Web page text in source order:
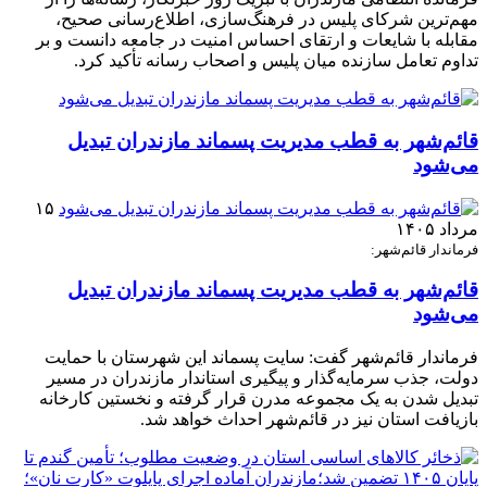
مهم‌ترین شرکای پلیس در فرهنگ‌سازی، اطلاع‌رسانی صحیح،
مقابله با شایعات و ارتقای احساس امنیت در جامعه دانست و بر
تداوم تعامل سازنده میان پلیس و اصحاب رسانه تأکید کرد.
قائم‌شهر به قطب مدیریت پسماند مازندران تبدیل
می‌شود
۱۵
مرداد ۱۴۰۵
فرماندار قائم‌شهر:
قائم‌شهر به قطب مدیریت پسماند مازندران تبدیل
می‌شود
فرماندار قائم‌شهر گفت: سایت پسماند این شهرستان با حمایت
دولت، جذب سرمایه‌گذار و پیگیری استاندار مازندران در مسیر
تبدیل شدن به یک مجموعه مدرن قرار گرفته و نخستین کارخانه
بازیافت استان نیز در قائم‌شهر احداث خواهد شد.